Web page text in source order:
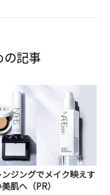
の記事
ジングでメイク映えす
肌へ（PR）